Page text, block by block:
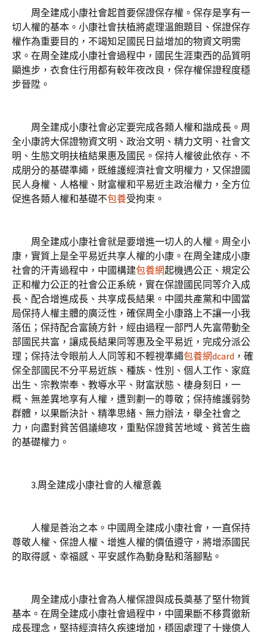
周全建成小康社會起首要保證保存權。保存是享有一
切人權的基本。小康社會扶植將處理溫飽題目、保證保存
權作為重要目的，不竭知足國民日益增加的物資文明需
求。在周全建成小康社會過程中，國民生涯東西的品質明
顯進步，衣食住行用都有較年夜改良，保存權保證程度穩
步晉陞。
周全建成小康社會必定要完成各類人權和諧成長。周
全小康誇大保證物資文明、政治文明、精力文明、社會文
明、生態文明扶植結果惠及國民。保持人權彼此依存、不
成朋分的基礎準繩，既維護經濟社會文明權力，又保證國
民人身權、人格權、財富權和平易近主政治權力，全方位
促進各類人權和基礎不包養受拘束。
周全建成小康社會就是要增進一切人的人權。周全小
康，實質上是全平易近共享人權的小康。在周全建成小康
社會的汗青過程中，中國構建包養網起機遇公正、規定公
正和權力公正的社會公正系統，實在保證國民同等介入成
長、配合增進成長、共享成長結果。中國共產黨和中國當
局保持人權主體的廣泛性，確保周全小康路上不讓一小我
落伍；保持配合富饒方針，經由過程一部門人先富帶動全
部國民共富，讓成長結果同等惠及全平易近，完成分派公
理；保持法令眼前人人同等和不輕視準繩包養網dcard ，確
保全部國民不分平易近族、種族、性別、個人工作、家庭
出生、宗教崇奉、教導水平、財富狀態、棲身刻日，一
概、無差異地享有人權，遭到劃一的尊敬；保持維護弱勢
群體，以果斷決計、精準思緒、無力辦法，舉全社會之
力，向盡對貧苦倡議總攻，重點保證貧苦地域、貧苦生齒
的基礎權力。
3.周全建成小康社會的人權意義
人權是善治之本。中國周全建成小康社會，一直保持
尊敬人權、保證人權、增進人權的價值遵守，將增添國民
的取得感、幸福感、平安感作為動身點和落腳點。
周全建成小康社會為人權保證與成長奠基了堅什物質
基本。在周全建成小康社會過程中，中國果斷不移貫徹新
成長理念，堅持經濟持久疾速增加，穩固處理了十幾億人